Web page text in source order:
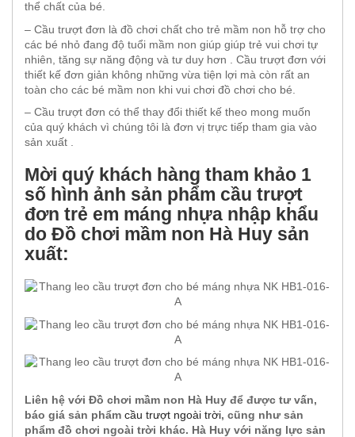
thể chất của bé.
– Cầu trượt đơn là đồ chơi chất cho trẻ mầm non hỗ trợ cho
các bé nhỏ đang độ tuổi mầm non giúp giúp trẻ vui chơi tự
nhiên, tăng sự năng động và tư duy hơn . Cầu trượt đơn với
thiết kế đơn giản không những vừa tiện lợi mà còn rất an
toàn cho các bé mầm non khi vui chơi đồ chơi cho bé.
– Cầu trượt đơn có thể thay đổi thiết kế theo mong muốn
của quý khách vì chúng tôi là đơn vị trực tiếp tham gia vào
sản xuất .
Mời quý khách hàng tham khảo 1
số hình ảnh sản phẩm cầu trượt
đơn trẻ em máng nhựa nhập khẩu
do Đồ chơi mầm non Hà Huy sản
xuất:
Liên hệ với Đồ chơi mầm non Hà Huy để được tư vấn,
báo giá sản phẩm cầu trượt ngoài trời, cũng như sản
phẩm đồ chơi ngoài trời khác. Hà Huy với năng lực sản